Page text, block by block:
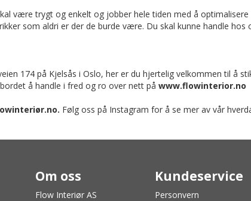
være trygt og enkelt og jobber hele tiden med å
som aldri er der de burde være. Du skal kunne handle
174 på Kjelsås i Oslo, her er du hjertelig velkommen til å
å handle i fred og ro over nett på www.flowinterior.no
Følg oss på Instagram for å se mer av vår
Om oss
Flow Interiør AS
Kundeservice
Personvern